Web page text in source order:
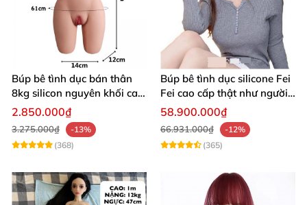
Búp bê tình dục bán thân
8kg silicon nguyên khối cao
cấp
2.850.000₫
3.275.000₫
-13%
(368)
Búp bê tình dục silicone Fei
Fei cao cấp thật như người
giá tốt
58.900.000₫
66.931.000₫
-12%
(365)